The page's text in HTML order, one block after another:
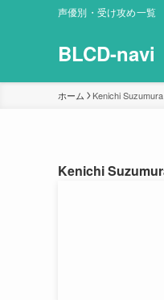
声優別・受け攻め一覧
BLCD-navi
ホーム Kenichi Suzumura
Kenichi